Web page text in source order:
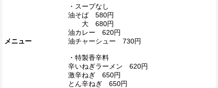
メニュー
・スープなし
油そば 580円
大 680円
油カレー 620円
油チャーシュー 730円
・特製香辛料
辛いねぎラーメン 620円
激辛ねぎ 650円
とん辛ねぎ 650円